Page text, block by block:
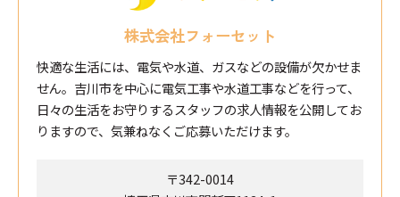
株式会社フォーセット
快適な生活には、電気や水道、ガスなどの設備が欠かせま
せん。吉川市を中心に電気工事や水道工事などを行って、
日々の生活をお守りするスタッフの求人情報を公開してお
りますので、気兼ねなくご応募いただけます。
〒342-0014